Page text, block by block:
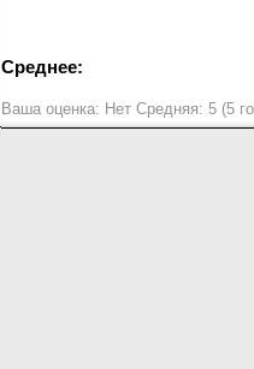
Среднее:
Ваша оценка: Нет Средняя: 5 (5